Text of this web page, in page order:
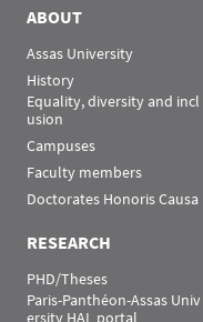
ABOUT
Assas University
History
Equality, diversity and incl
usion
Campuses
Faculty members
Doctorates Honoris Causa
RESEARCH
PHD/Theses
Paris-Panthéon-Assas Univ
ersity HAL portal